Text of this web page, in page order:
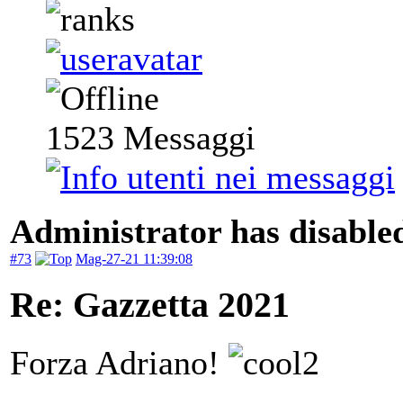
1523 Messaggi
Administrator has
#73 Mag-27-21 11:39:08
Re: Gazzetta 2021
Forza Adriano!